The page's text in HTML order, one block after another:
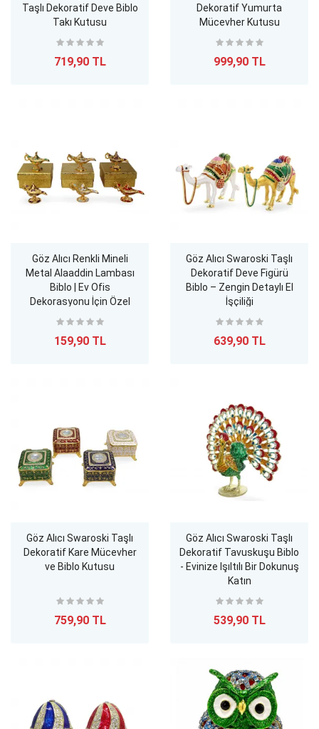
Taşlı Dekoratif Deve Biblo
Takı Kutusu
719,90 TL
Dekoratif Yumurta
Mücevher Kutusu
999,90 TL
Göz Alıcı Renkli Mineli
Metal Alaaddin Lambası
Biblo | Ev Ofis
Dekorasyonu İçin Özel
Figürler
159,90 TL
Göz Alıcı Swaroski Taşlı
Dekoratif Deve Figürü
Biblo – Zengin Detaylı El
İşçiliği
639,90 TL
Göz Alıcı Swaroski Taşlı
Dekoratif Kare Mücevher
ve Biblo Kutusu
759,90 TL
Göz Alıcı Swaroski Taşlı
Dekoratif Tavuskuşu Biblo
- Evinize Işıltılı Bir Dokunuş
Katın
539,90 TL